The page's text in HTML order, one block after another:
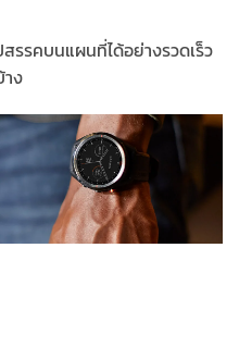
รรคบนแผนที่ได้อย่างรวดเร็ว
ง